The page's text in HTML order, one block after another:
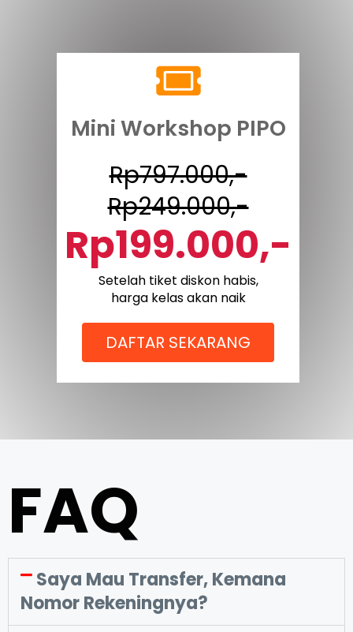
Mini Workshop PIPO
Rp797.000,-
Rp249.000,-
Rp199.000,-
Setelah tiket diskon habis,
harga kelas akan naik
DAFTAR SEKARANG
FAQ
Saya Mau Transfer, Kemana
Nomor Rekeningnya?